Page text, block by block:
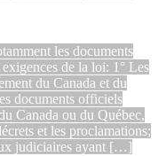
les documents
de la loi: 1° Les
du Canada et du
documents officiels
Canada ou du Québec,
et les proclamations;
judiciaires ayant […]